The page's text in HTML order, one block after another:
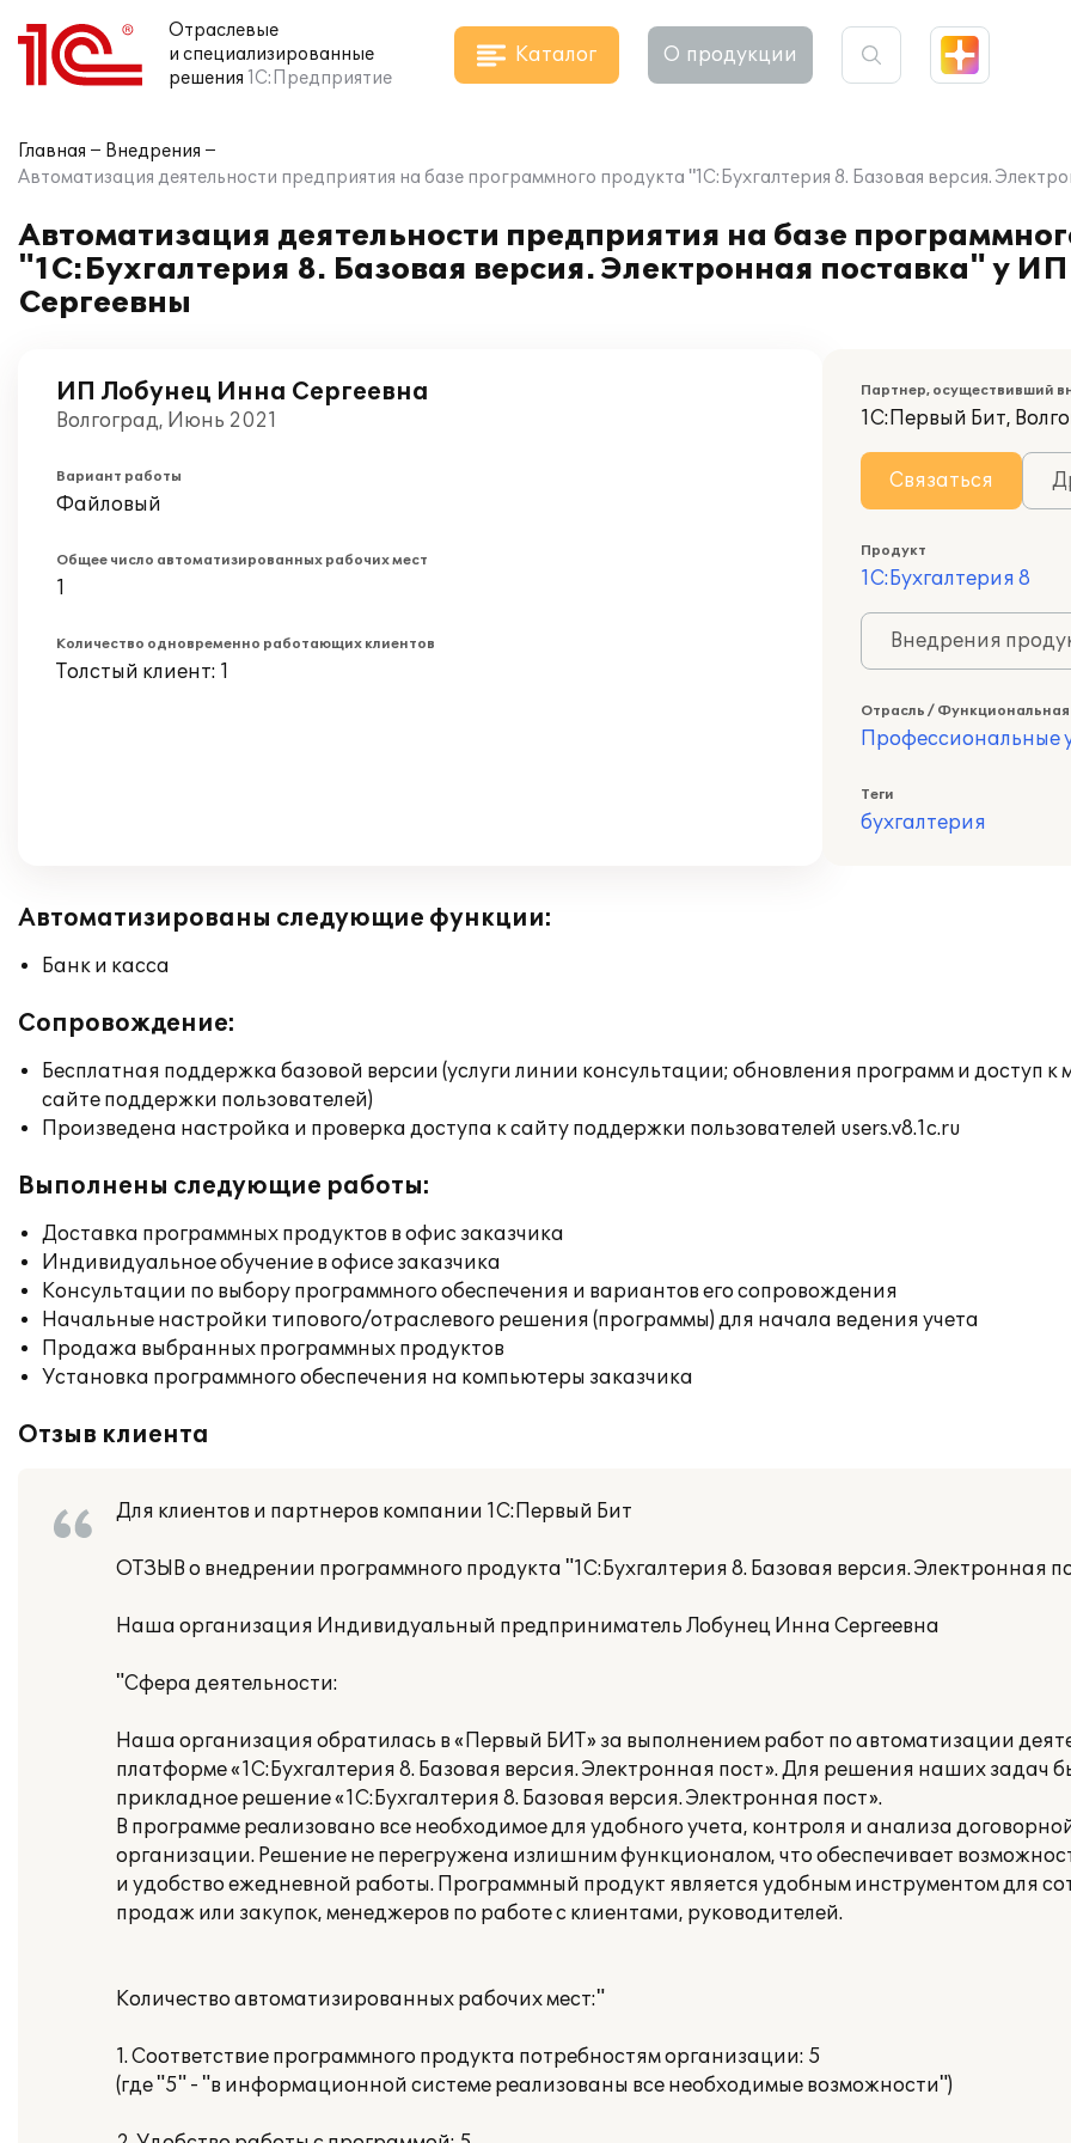
Отраслевые
и специализированные
решения 1С:Предприятие
Каталог О продукции
Главная
Внедрения
Автоматизация деятельности предприятия на базе программного продукта "1С:Бухгалтерия 8. Базовая версия.
Автоматизация деятельности предприятия на базе
"1С:Бухгалтерия 8. Базовая версия. Электронная поставка" у
Сергеевны
ИП Лобунец Инна Сергеевна
Волгоград, Июнь 2021
Вариант работы
Файловый
Общее число автоматизированных рабочих мест
1
Количество одновременно работающих клиентов
Толстый клиент: 1
Партнер, осуществивший
1С:Первый Бит,
Связаться
Продукт
1С:Бухгалтерия 8
Внедрения
Отрасль / Функциональная
Профессиональные
Теги
бухгалтерия
Автоматизированы следующие функции:
Банк и касса
Сопровождение:
Бесплатная поддержка базовой версии (услуги линии консультации; обновления программ и доступ к
сайте поддержки пользователей)
Произведена настройка и проверка доступа к сайту поддержки пользователей users.v8.1c.ru
Выполнены следующие работы:
Доставка программных продуктов в офис заказчика
Индивидуальное обучение в офисе заказчика
Консультации по выбору программного обеспечения и вариантов его сопровождения
Начальные настройки типового/отраслевого решения (программы) для начала ведения учета
Продажа выбранных программных продуктов
Установка программного обеспечения на компьютеры заказчика
Отзыв клиента
Для клиентов и партнеров компании 1С:Первый Бит
ОТЗЫВ о внедрении программного продукта "1С:Бухгалтерия 8. Базовая версия. Электронная
Наша организация Индивидуальный предприниматель Лобунец Инна Сергеевна
"Сфера деятельности:
Наша организация обратилась в «Первый БИТ» за выполнением работ по автоматизации
платформе «1С:Бухгалтерия 8. Базовая версия. Электронная пост». Для решения наших задач
прикладное решение «1С:Бухгалтерия 8. Базовая версия. Электронная пост».
В программе реализовано все необходимое для удобного учета, контроля и анализа
организации. Решение не перегружена излишним функционалом, что обеспечивает
и удобство ежедневной работы. Программный продукт является удобным инструментом для
продаж или закупок, менеджеров по работе с клиентами, руководителей.
Количество автоматизированных рабочих мест:"
1. Соответствие программного продукта потребностям организации: 5
(где "5" - "в информационной системе реализованы все необходимые возможности")